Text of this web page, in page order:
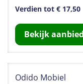
Verdien tot € 17,50
Bekijk
Odido Mobiel